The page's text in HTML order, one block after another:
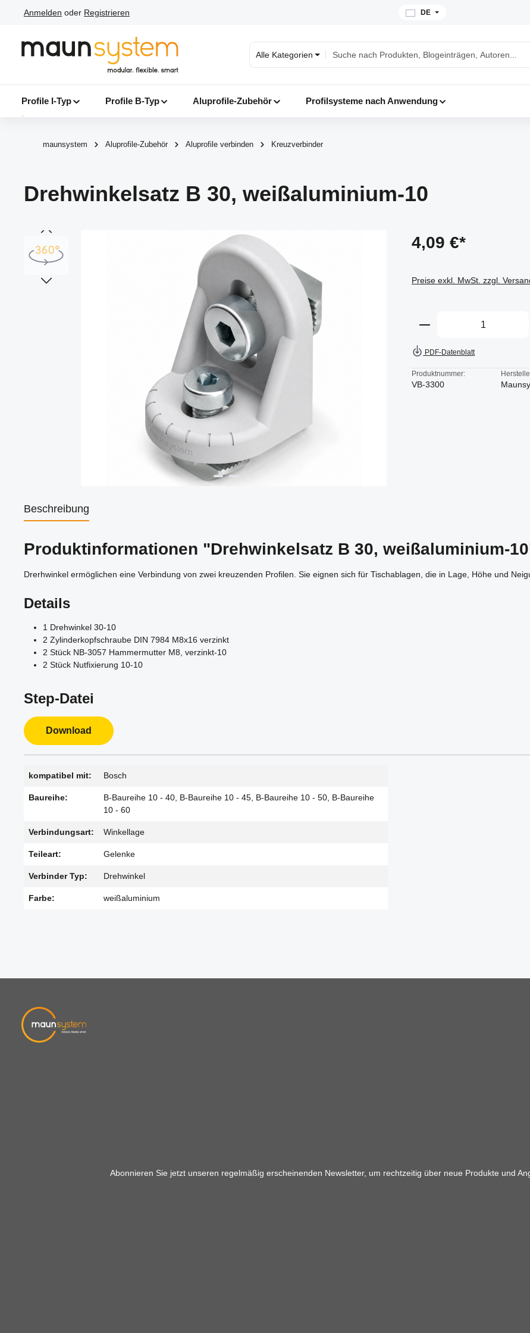
Hauptinhalt springen
Zur Suche springen
Zur Hauptnavigation springen
Anmelden oder Registrieren DE
Alle Kategorien
Profile I-Typ Profile B-Typ Aluprofile-Zubehör Profilsysteme nach Anwendung
maunsystem Aluprofile-Zubehör Aluprofile verbinden Kreuzverbinder
Drehwinkelsatz B 30, weißaluminium-10
4,09 €*
Preise exkl. MwSt. zzgl.
Produkt Anzahl:
PDF-Datenblatt
Produktnummer:
VB-3300
Beschreibung
Produktinformationen "Drehwinkelsatz B 30, weißaluminium-
Drerhwinkel ermöglichen eine Verbindung von zwei kreuzenden Profilen. Sie eignen sich für Tischablagen, die in Lage, Höhe und
Details
1 Drehwinkel 30-10
2 Zylinderkopfschraube DIN 7984 M8x16 verzinkt
2 Stück NB-3057 Hammermutter M8, verzinkt-10
2 Stück Nutfixierung 10-10
Step-Datei
Download
kompatibel mit: Bosch
Baureihe:
B-Baureihe 10 - 40, B-Baureihe 10 - 45, B-Baureihe 10 - 50, B-Baureihe
10 - 60
Verbindungsart: Winkellage
Teileart: Gelenke
Verbinder Typ: Drehwinkel
Farbe: weißaluminium
Abonnieren Sie jetzt unseren regelmäßig erscheinenden Newsletter, um rechtzeitig über neue Produkte und